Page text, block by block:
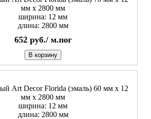
мм х 2800 мм
ширина: 12 мм
длина: 2800 мм
652 руб./ м.пог
В корзину
Art Decor Florida (эмаль) 60 мм х 12
мм х 2800 мм
ширина: 12 мм
длина: 2800 мм